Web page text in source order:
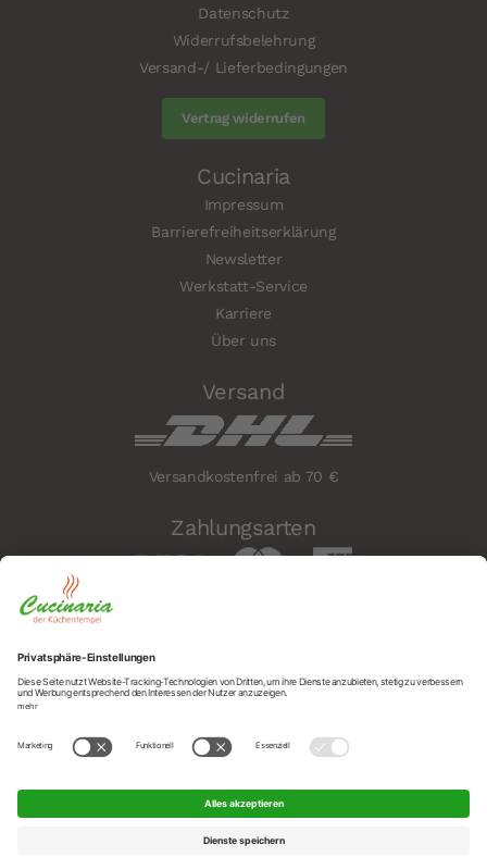
Datenschutz
Widerrufsbelehrung
Versand-/ Lieferbedingungen
Vertrag widerrufen
Cucinaria
Impressum
Barrierefreiheitserklärung
Newsletter
Werkstatt-Service
Karriere
Über uns
Versand
Versandkostenfrei ab 70 €
Zahlungsarten
Sicherheit
Social